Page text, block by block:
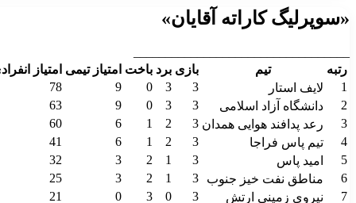
«سوپرلیگ کاراته آقایان»
رتبه
تیم بازی برد باخت امتیاز تیمی امتیاز
1
لایف استار 3
3
0
9
78
2
دانشگاه آزاد اسلامی 3
3
0
9
63
3
رعد پدافند هوایی همدان 3
2
1
6
60
4
تیم پاس فراجا 3
2
1
6
41
5
امید پاس 3
1
2
3
32
6
مناطق نفت خیز جنوب 3
1
2
3
25
7
نیروی زمینی ارتش 3
0
3
0
21